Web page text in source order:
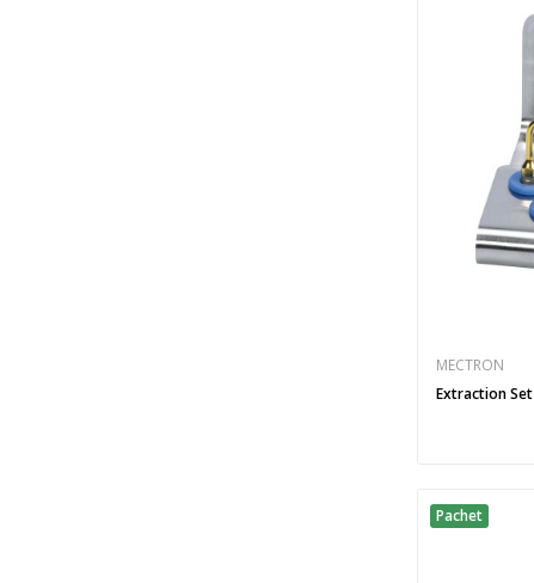
MECTRON
Extraction Set
Pachet